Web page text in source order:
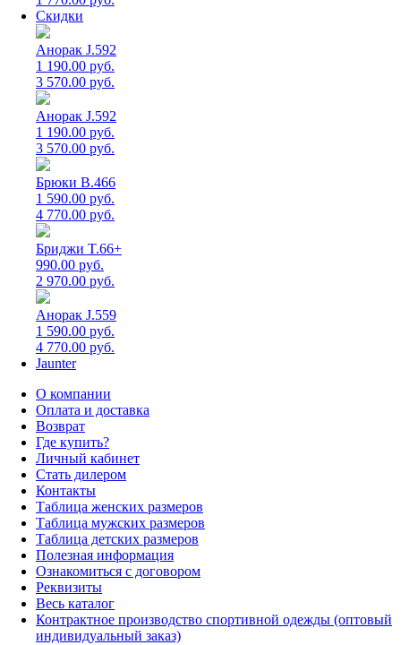
Скидки
Анорак J.592
1 190.00 руб.
3 570.00 руб.
Анорак J.592
1 190.00 руб.
3 570.00 руб.
Брюки B.466
1 590.00 руб.
4 770.00 руб.
Бриджи T.66+
990.00 руб.
2 970.00 руб.
Анорак J.559
1 590.00 руб.
4 770.00 руб.
Jaunter
О компании
Оплата и доставка
Возврат
Где купить?
Личный кабинет
Стать дилером
Контакты
Таблица женских размеров
Таблица мужских размеров
Таблица детских размеров
Полезная информация
Ознакомиться с договором
Реквизиты
Весь каталог
Контрактное производство спортивной одежды (оптовый
индивидуальный заказ)